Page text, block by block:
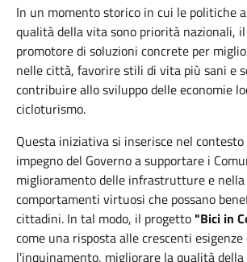
In un momento storico in cui le politiche
qualità della vita sono priorità nazionali,
promotore di soluzioni concrete per
nelle città, favorire stili di vita più sani e
contribuire allo sviluppo delle economie
cicloturismo.
Questa iniziativa si inserisce nel
impegno del Governo a supportare i
miglioramento delle infrastrutture e nella
comportamenti virtuosi che possano
cittadini. In tal modo, il progetto"Bici in
come una risposta alle crescenti
l'inquinamento, migliorare la qualità